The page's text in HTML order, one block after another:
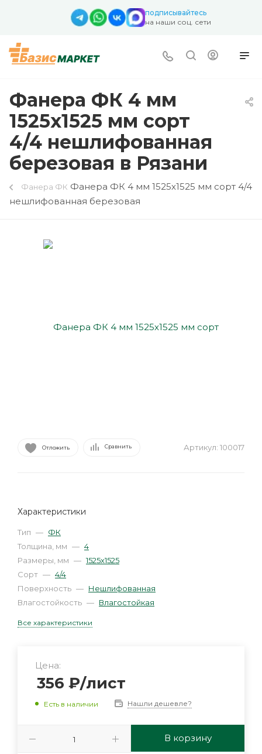
подписывайтесь
на наши соц. сети
Фанера ФК 4 мм
1525х1525 мм сорт
4/4 нешлифованная
березовая в Рязани
Фанера ФК Фанера ФК 4 мм 1525х1525 мм сорт 4/4
нешлифованная березовая
Отложить Сравнить Артикул: 100017
Характеристики
Тип — ФК
Толщина, мм — 4
Размеры, мм — 1525х1525
Сорт — 4/4
Поверхность — Нешлифованная
Влагостойкость — Влагостойкая
Все характеристики
Цена:
356 ₽/лист
Есть в наличии Нашли дешевле?
В корзину